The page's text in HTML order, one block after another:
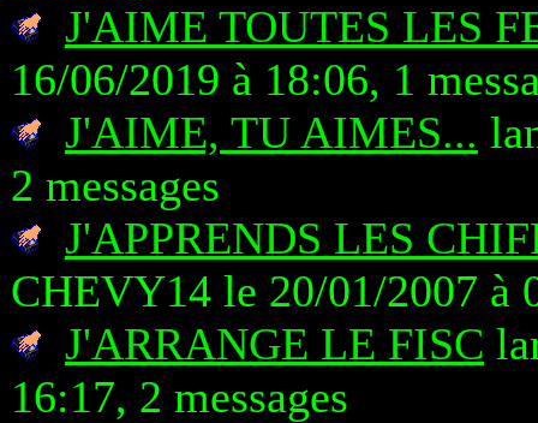
J'AIME TOUTES LES
16/06/2019 à 18:06, 1
J'AIME, TU AIMES...
2 messages
J'APPRENDS LES
CHEVY14 le 20/01/2007 à
J'ARRANGE LE FISC
16:17, 2 messages